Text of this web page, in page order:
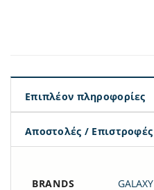
Επιπλέον πληροφορίες
Αποστολές / Επιστροφές
BRANDS GALAXY